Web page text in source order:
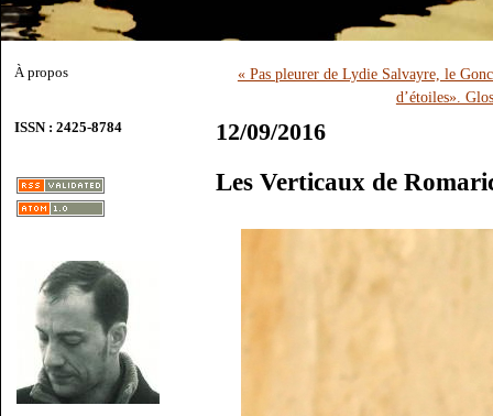
À propos
ISSN : 2425-8784
« Pas pleurer de Lydie Salvayre, le
d’étoiles».
12/09/2016
Les Verticaux de